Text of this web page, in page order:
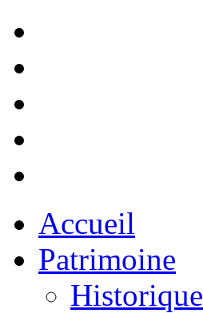
Accueil
Patrimoine
Historique